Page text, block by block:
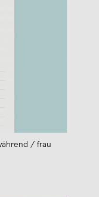
/ frau